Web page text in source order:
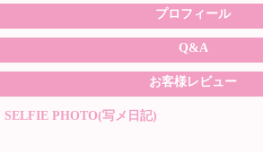
プロフィール
Q&A
お客様レビュー
SELFIE PHOTO(写メ日記)